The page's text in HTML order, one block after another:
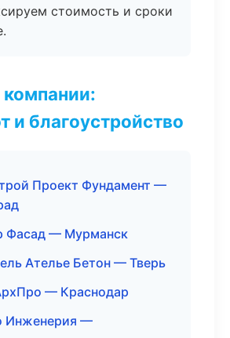
стоимость и сроки
и благоустройство
Проект Фундамент —
Фасад — Мурманск
Ателье Бетон — Тверь
— Краснодар
Инженерия —